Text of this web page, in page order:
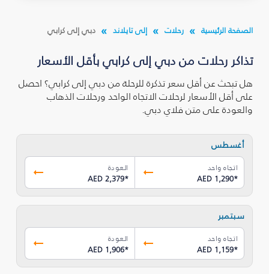
الصفحة الرئيسية رحلات إلى تايلاند دبي إلى كرابي
تذاكر رحلات من دبي إلى كرابي بأقل الأسعار
هل تبحث عن أقل سعر تذكرة للرحلة من دبي إلى كرابي؟ احصل
على أقل الأسعار لرحلات الاتجاه الواحد ورحلات الذهاب
والعودة على متن فلاي دبي.
أغسطس
اتجاه واحد
AED 1,290*
العودة
AED 2,379*
سبتمبر
اتجاه واحد
AED 1,159*
العودة
AED 1,906*